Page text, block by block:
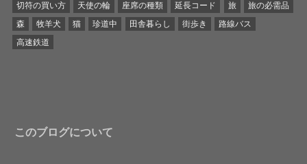
切符の買い方
天使の輪 座席の種類 延長コード 旅
旅の必需品
森
牧羊犬 猫 珍道中 田舎暮らし 街歩き
路線バス
高速鉄道
このブログについて